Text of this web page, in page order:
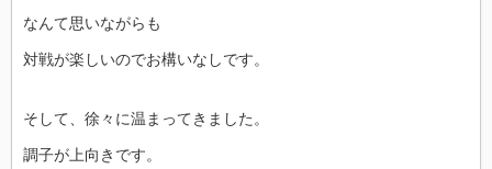
なんて思いながらも
対戦が楽しいのでお構いなしです。
そして、徐々に温まってきました。
調子が上向きです。